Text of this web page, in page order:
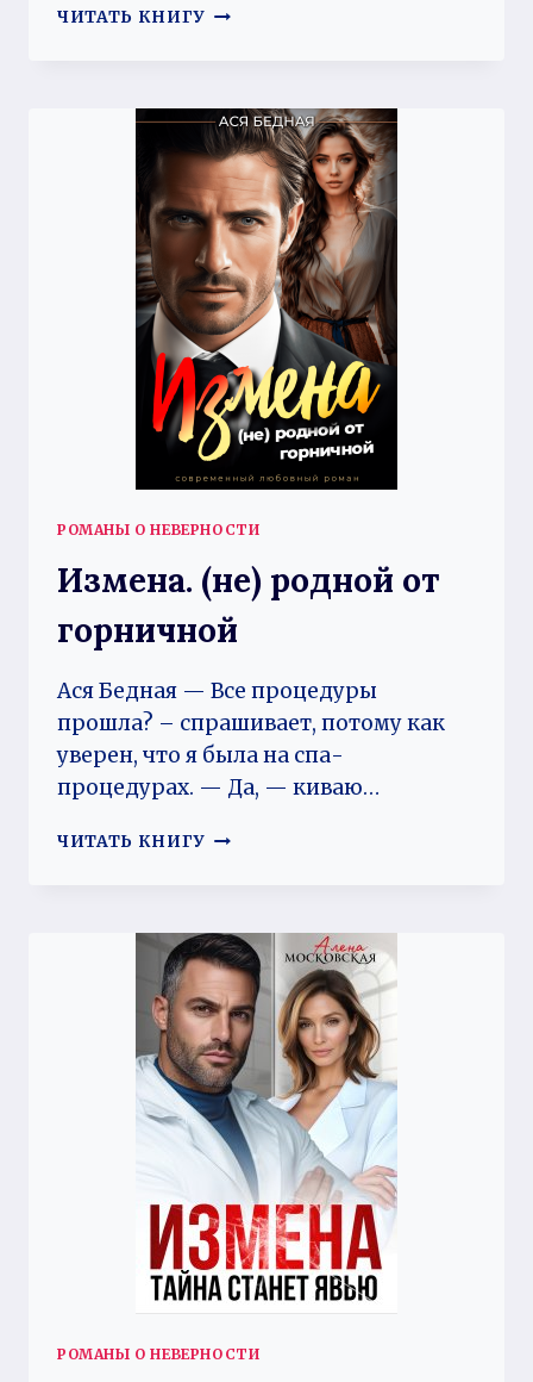
ЧИТАТЬ КНИГУ ИЗМЕНА.
БОССА
РОМАНЫ О НЕВЕРНОСТИ
Измена. (не) родной от
горничной
Ася Бедная — Все процедуры
прошла? – спрашивает, потому как
уверен, что я была на спа-
процедурах. — Да, — киваю…
ЧИТАТЬ КНИГУ ИЗМЕНА.
ГОРНИЧНОЙ
РОМАНЫ О НЕВЕРНОСТИ